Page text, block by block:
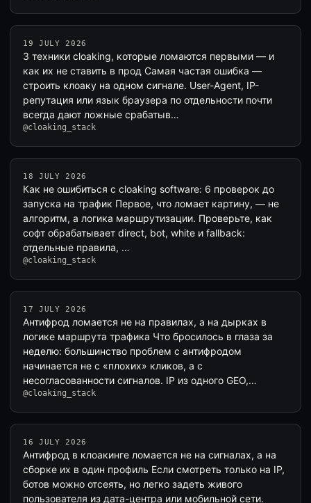
19 JULY 2026
3 техники cloaking, которые ломаются первыми — и
как их не ставить в прод Самая частая ошибка —
строить клоаку на одном сигнале. User-Agent, IP-
репутация или язык браузера по отдельности почти
всегда дают ложные срабатыв…
@cloaking_stack
18 JULY 2026
Как не ошибиться с cloaking software: 6 проверок до
запуска на трафик Первое, что ломает картину, — не
алгоритм, а логика маршрутизации. Проверьте, как
софт обрабатывает direct, bot, white и fallback:
отдельные правила, …
@cloaking_stack
17 JULY 2026
Антифрод ломается не на правилах, а на дырках в
логике маршрута трафика Что бросилось в глаза за
неделю: большинство проблем с антифродом
начинается не с «плохих» кликов, а с
несогласованности сигналов. IP из одного GEO,…
@cloaking_stack
16 JULY 2026
Антифрод в клоакинге ломается не на сигналах, а на
сборке их в один профиль Если смотреть только на IP,
ботов можно отсеять, но легко задеть живого
пользователя из дата-центра или мобильной сети.